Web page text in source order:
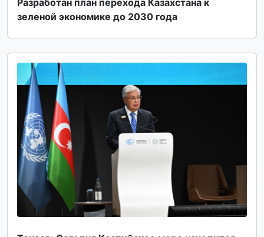
зеленой экономике до 2030 года